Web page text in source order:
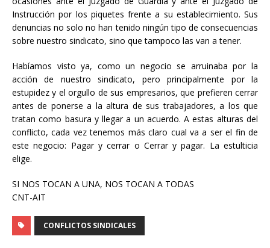
Instrucción por los piquetes frente a su establecimiento. Sus
denuncias no solo no han tenido ningún tipo de consecuencias
sobre nuestro sindicato, sino que tampoco las van a tener.
Habíamos visto ya, como un negocio se arruinaba por la
acción de nuestro sindicato, pero principalmente por la
estupidez y el orgullo de sus empresarios, que prefieren cerrar
antes de ponerse a la altura de sus trabajadores, a los que
tratan como basura y llegar a un acuerdo. A estas alturas del
conflicto, cada vez tenemos más claro cual va a ser el fin de
este negocio: Pagar y cerrar o Cerrar y pagar. La estulticia
elige.
SI NOS TOCAN A UNA, NOS TOCAN A TODAS
CNT-AIT
CONFLICTOS SINDICALES